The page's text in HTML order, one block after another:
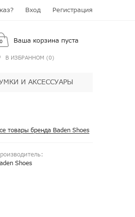
Вход Регистрация
0 Ваша корзина пуста
В ИЗБРАННОМ (0)
И АКСЕССУАРЫ
товары бренда Baden Shoes
Shoes